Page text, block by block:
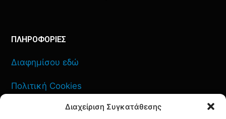
Διαχείριση Συγκατάθεσης
ΠΛΗΡΟΦΟΡΙΕΣ
Διαφημίσου εδώ
Πολιτική Cookies